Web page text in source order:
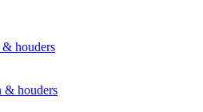
& houders
& houders